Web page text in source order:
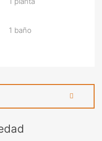
1 baño